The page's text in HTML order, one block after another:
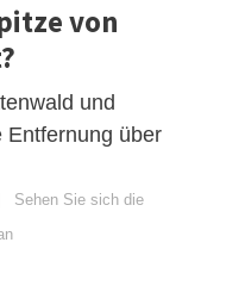
von
und
Entfernung über
Sehen Sie sich die